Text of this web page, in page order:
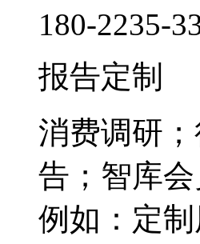
180-2235-
报告定制
消费调研
告；智库
例如：定